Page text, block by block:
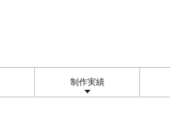
制作実績